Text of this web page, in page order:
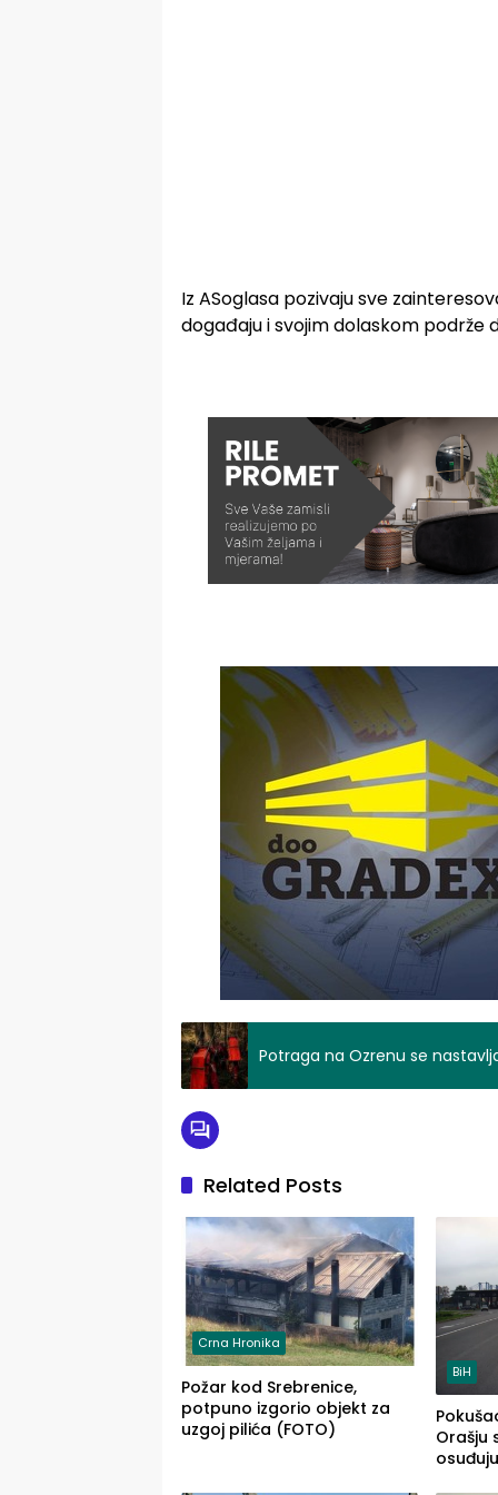
Iz ASoglasa pozivaju sve
događaju i svojim dolaskom podrže
Potraga na Ozrenu se
Related Posts
Crna Hronika
Požar kod Srebrenice,
potpuno izgorio objekt za
uzgoj pilića (FOTO)
BiH
Orašju